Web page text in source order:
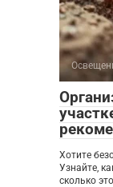
Хотите
Узнайте,
сколько